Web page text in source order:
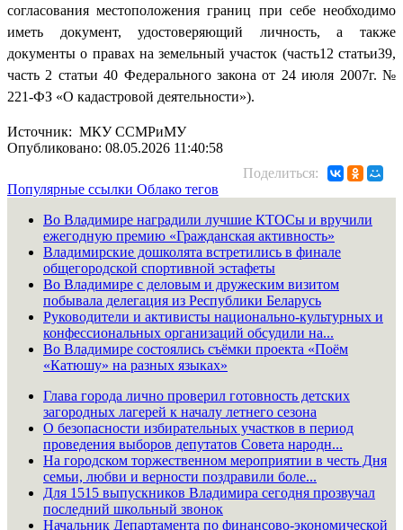
согласования местоположения границ при себе необходимо
иметь документ, удостоверяющий личность, а также
документы о правах на земельный участок (часть12 статьи39,
часть 2 статьи 40 Федерального закона от 24 июля 2007г. №
221-ФЗ «О кадастровой деятельности»).
Источник: МКУ ССМРиМУ
Опубликовано: 08.05.2026 11:40:58
Поделиться:
Популярные ссылки Облако тегов
Во Владимире наградили лучшие КТОСы и вручили
ежегодную премию «Гражданская активность»
Владимирские дошколята встретились в финале
общегородской спортивной эстафеты
Во Владимире с деловым и дружеским визитом
побывала делегация из Республики Беларусь
Руководители и активисты национально-культурных и
конфессиональных организаций обсудили на...
Во Владимире состоялись съёмки проекта «Поём
«Катюшу» на разных языках»
Глава города лично проверил готовность детских
загородных лагерей к началу летнего сезона
О безопасности избирательных участков в период
проведения выборов депутатов Совета народн...
На городском торжественном мероприятии в честь Дня
семьи, любви и верности поздравили боле...
Для 1515 выпускников Владимира сегодня прозвучал
последний школьный звонок
Начальник Департамента по финансово-экономической